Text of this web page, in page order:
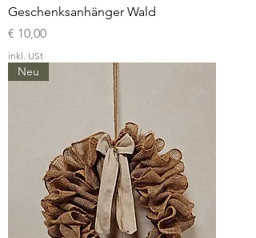
Geschenksanhänger Wald
Preis
€ 10,00
inkl. USt
Neu